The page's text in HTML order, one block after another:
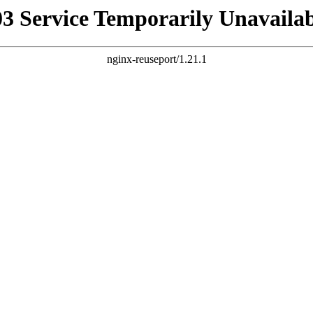
Service Temporarily
nginx-reuseport/1.21.1